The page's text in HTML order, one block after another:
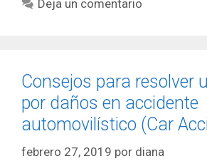
Deja un comentario
Consejos para resolver
por daños en accidente
automovilístico (Car
febrero 27, 2019 por diana